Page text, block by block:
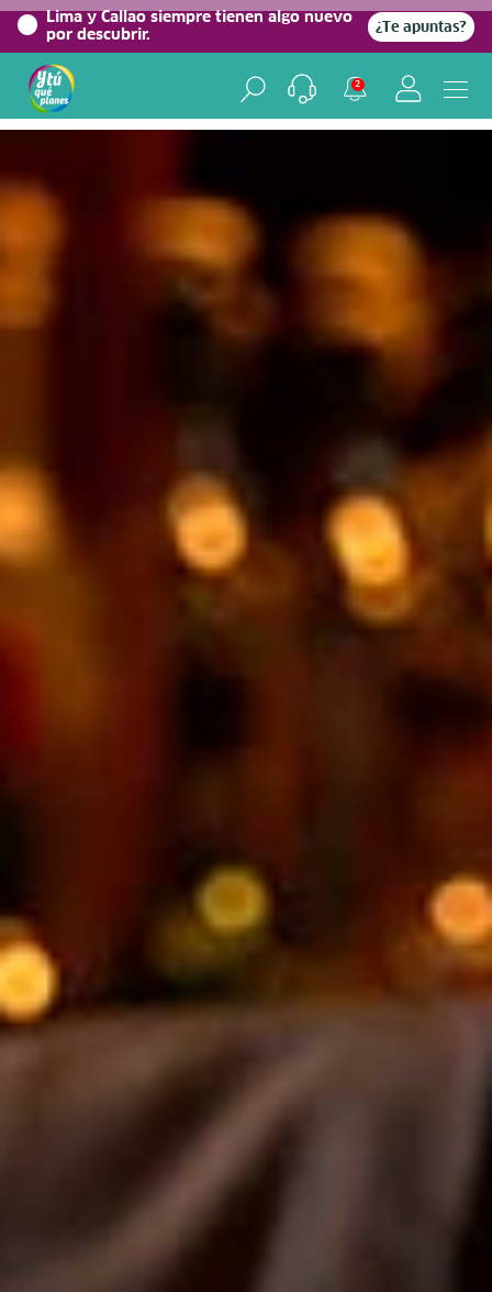
Lima y Callao siempre tienen algo nuevo
por descubrir.
¿Te apuntas?
2
Home/Blog viajero